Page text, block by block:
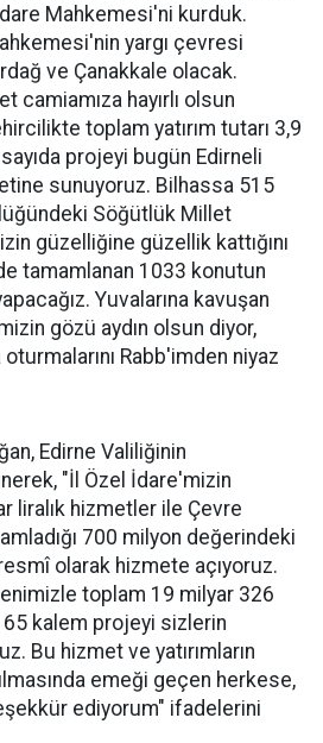
Mahkemesi'ni kurduk.
yargı çevresi
ve Çanakkale olacak.
camiamıza hayırlı olsun
toplam yatırım tutarı 3,9
projeyi bugün Edirneli
sunuyoruz. Bilhassa 515
Söğütlük Millet
güzelliğine güzellik kattığını
tamamlanan 1033 konutun
Yuvalarına kavuşan
gözü aydın olsun diyor,
Rabb'imden niyaz
Edirne Valiliğinin
"İl Özel İdare'mizin
liralık hizmetler ile Çevre
700 milyon değerindeki
olarak hizmete açıyoruz.
toplam 19 milyar 326
kalem projeyi sizlerin
Bu hizmet ve yatırımların
emeği geçen herkese,
ediyorum" ifadelerini